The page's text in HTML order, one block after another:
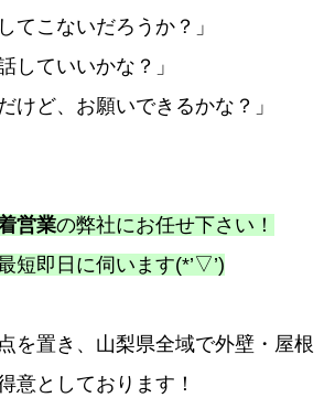
てこないだろうか？」
していいかな？」
けど、お願いできるかな？」
営業の弊社にお任せ下さい！
短即日に伺います(*’▽’)
を置き、山梨県全域で外壁・屋根
意としております！